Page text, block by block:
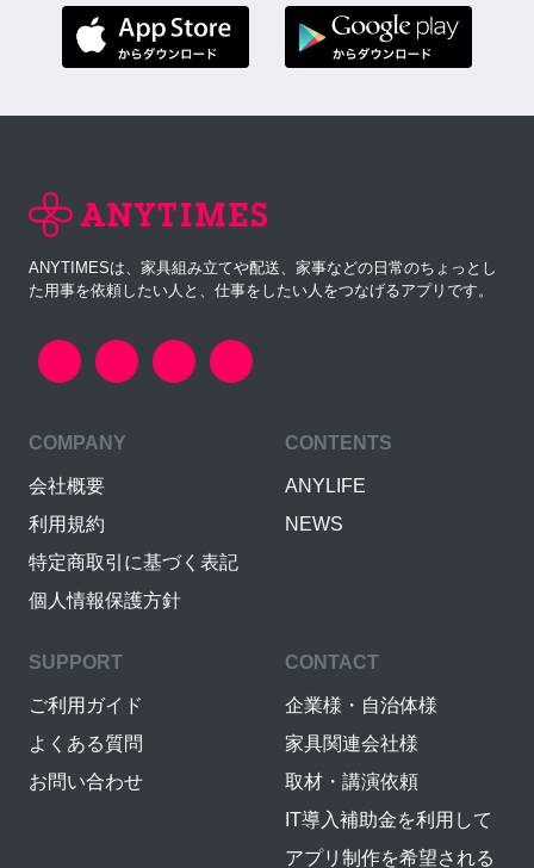
ANYTIMESは、家具組み立てや配送、家事などの日常のちょっとし
た用事を依頼したい人と、仕事をしたい人をつなげるアプリです。
COMPANY
会社概要
利用規約
特定商取引に基づく表記
個人情報保護方針
CONTENTS
ANYLIFE
NEWS
SUPPORT
ご利用ガイド
よくある質問
お問い合わせ
CONTACT
企業様・自治体様
家具関連会社様
取材・講演依頼
IT導入補助金を利用して
アプリ制作を希望される